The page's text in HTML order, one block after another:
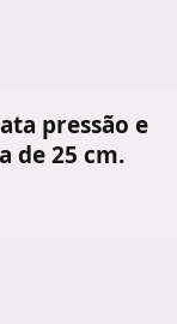
pressão e
de 25 cm.